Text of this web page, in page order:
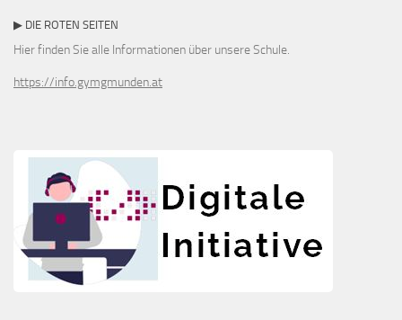
▶ DIE ROTEN SEITEN
Hier finden Sie alle Informationen über unsere Schule.
https://info.gymgmunden.at